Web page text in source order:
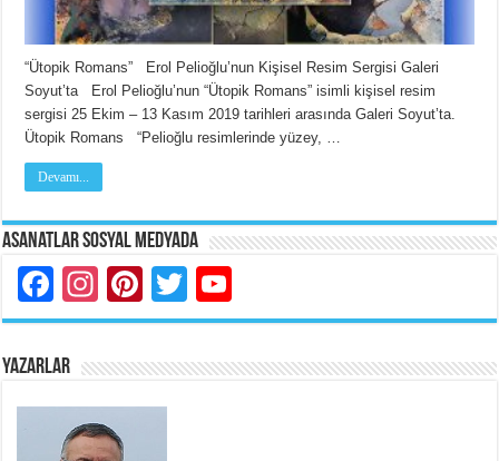
“Ütopik Romans” Erol Pelioğlu’nun Kişisel Resim Sergisi Galeri
Soyut’ta Erol Pelioğlu’nun “Ütopik Romans” isimli kişisel resim
sergisi 25 Ekim – 13 Kasım 2019 tarihleri arasında Galeri Soyut’ta.
Ütopik Romans “Pelioğlu resimlerinde yüzey, …
Devamı...
Asanatlar Sosyal Medyada
Facebook
Instagram
Pinterest
Twitter
YAZARLAR